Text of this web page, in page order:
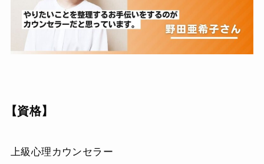
【資格】
上級心理カウンセラー